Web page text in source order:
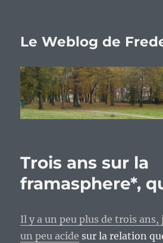
Le Weblog de
Trois ans sur la
framasphere*,
Il y a un peu plus de trois
un peu acide sur la relation